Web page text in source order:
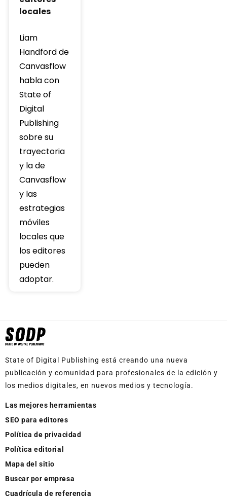
locales
Liam
Handford de
Canvasflow
habla con
State of
Digital
Publishing
sobre su
trayectoria
y la de
Canvasflow
y las
estrategias
móviles
locales que
los editores
pueden
adoptar.
State of Digital Publishing está creando una nueva
publicación y comunidad para profesionales de la edición y
los medios digitales, en nuevos medios y tecnología.
Las mejores herramientas
SEO para editores
Política de privacidad
Política editorial
Mapa del sitio
Buscar por empresa
Cuadrícula de referencia